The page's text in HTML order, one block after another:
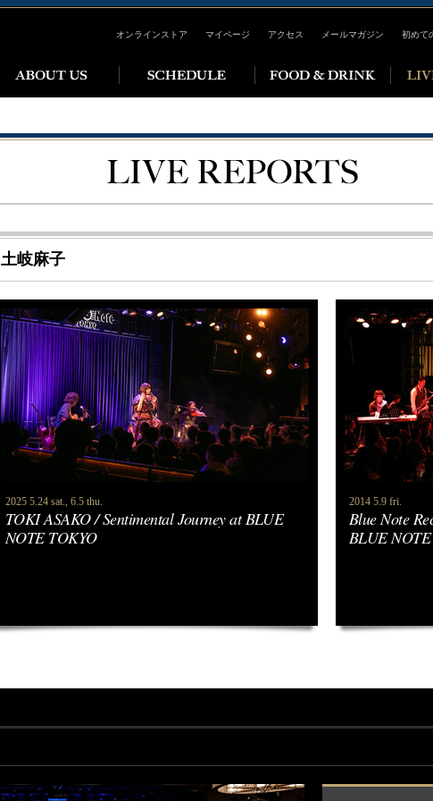
オンラインストア マイページ アクセス メールマガジン 初めて
土岐麻子
2025 5.24 sat., 6.5 thu.
TOKI ASAKO / Sentimental Journey at BLUE
NOTE TOKYO
2014 5.9 fri.
Blue Note
BLUE